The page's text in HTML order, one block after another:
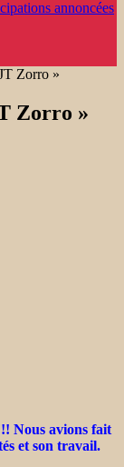
annoncées
Zorro »
Zorro »
Nous avions fait
et son travail.